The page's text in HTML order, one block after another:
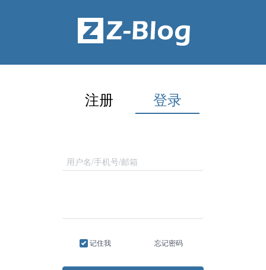
注册 登录
记住我 忘记密码